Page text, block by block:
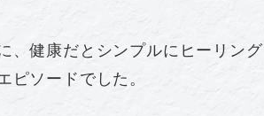
、健康だとシンプルにヒーリング
ピソードでした。